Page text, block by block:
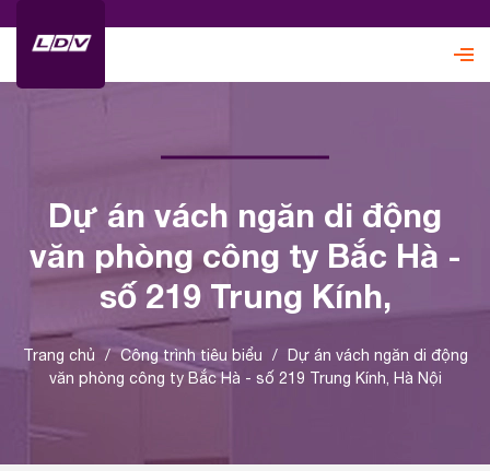
Dự án vách ngăn di động
văn phòng công ty Bắc Hà -
số 219 Trung Kính,
Trang chủ / Công trình tiêu biểu / Dự án vách ngăn di động
văn phòng công ty Bắc Hà - số 219 Trung Kính, Hà Nội